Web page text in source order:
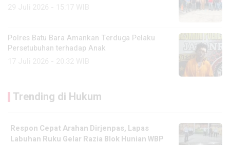
Polres Batu Bara Amankan Terduga Pelaku
Persetubuhan terhadap Anak
Trending di Hukum
Respon Cepat Arahan Dirjenpas, Lapas
Labuhan Ruku Gelar Razia Blok Hunian WBP